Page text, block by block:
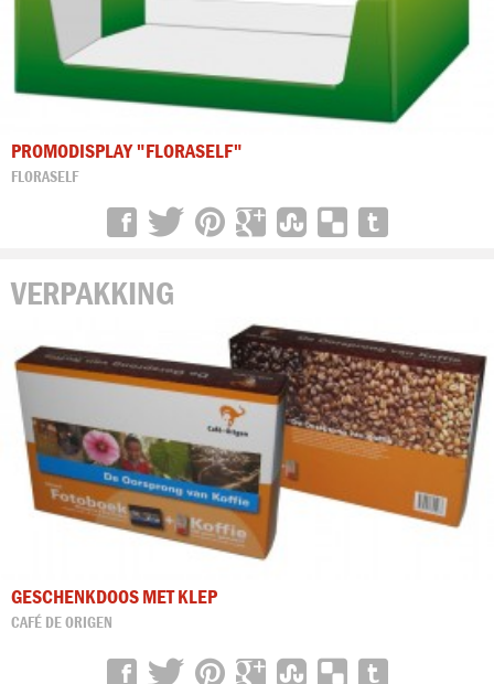
PROMODISPLAY "FLORASELF"
FLORASELF
VERPAKKING
GESCHENKDOOS MET KLEP
CAFÉ DE ORIGEN